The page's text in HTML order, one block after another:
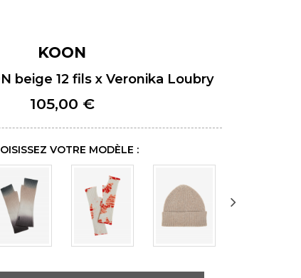
KOON
beige 12 fils x Veronika Loubry
105,00 €
VOTRE MODÈLE :